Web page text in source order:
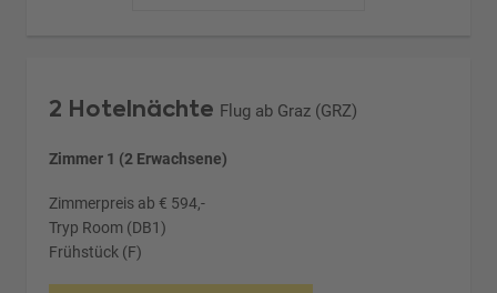
2 Hotelnächte Flug ab Graz (GRZ)
Zimmer 1 (2 Erwachsene)
Zimmerpreis ab € 594,-
Tryp Room (DB1)
Frühstück (F)